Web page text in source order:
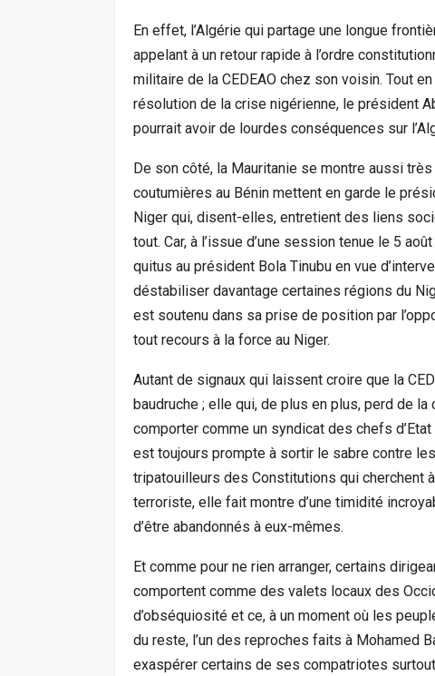
En effet, l’Algérie qui partage une longue
appelant à un retour rapide à l’ordre
militaire de la CEDEAO chez son voisin. Tout
résolution de la crise nigérienne, le président
pourrait avoir de lourdes conséquences sur
De son côté, la Mauritanie se montre aussi
coutumières au Bénin mettent en garde le
Niger qui, disent-elles, entretient des liens
tout. Car, à l’issue d’une session tenue le 5
quitus au président Bola Tinubu en vue
déstabiliser davantage certaines régions du
est soutenu dans sa prise de position par
tout recours à la force au Niger.
Autant de signaux qui laissent croire que la
baudruche ; elle qui, de plus en plus, perd de
comporter comme un syndicat des chefs
est toujours prompte à sortir le sabre contre
tripatouilleurs des Constitutions qui cherchent
terroriste, elle fait montre d’une timidité
d’être abandonnés à eux-mêmes.
Et comme pour ne rien arranger, certains
comportent comme des valets locaux des
d’obséquiosité et ce, à un moment où les
du reste, l’un des reproches faits à Mohamed
exaspérer certains de ses compatriotes